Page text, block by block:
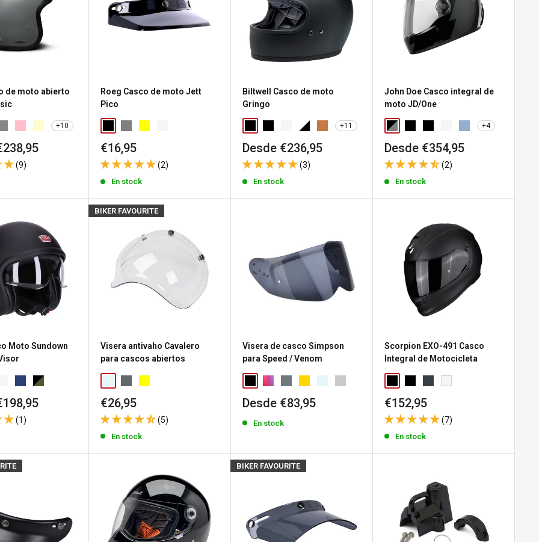
de moto abierto
+10
(9)
Roeg Casco de moto Jett
Pico
Precio
de
venta
€16,95
(2)
En stock
Biltwell Casco de moto
Gringo
+11
Precio
de
venta
Desde €236,95
(3)
En stock
John Doe Casco integral de
moto JD/One
+4
Precio
de
venta
Desde €354,95
(2)
En stock
Moto Sundown
(1)
BIKER FAVOURITE
Visera antivaho Cavalero
para cascos abiertos
Precio
de
venta
€26,95
(5)
En stock
Visera de casco Simpson
para Speed / Venom
Precio
venta
Desde €83,95
En stock
Scorpion EXO-491 Casco
Integral de Motocicleta
Precio
de
venta
€152,95
(7)
En stock
BIKER FAVOURITE